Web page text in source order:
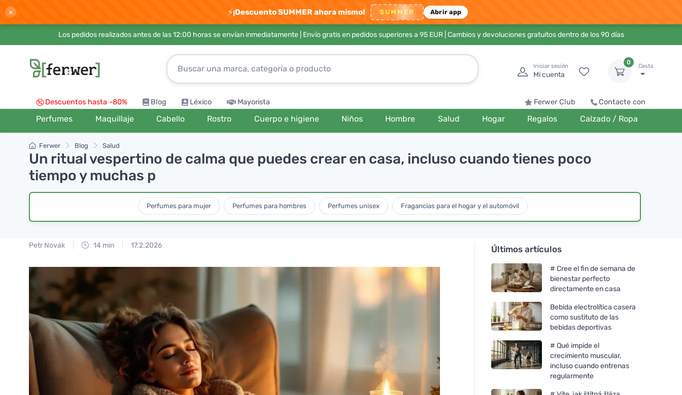
× ⚡¡Descuento SUMMER ahora mismo! SUMMER Abrir app
Los pedidos realizados antes de las 12:00 horas se envían inmediatamente | Envío gratis en pedidos superiores a 95 EUR| Cambios y devoluciones gratuitos dentro de los 90 días
Iniciar sesión
Mi cuenta
0
Cesta
Descuentos hasta -80% Blog Léxico Mayorista Ferwer Club Contacte con
Perfumes Maquillaje Cabello Rostro Cuerpo e higiene Niños Hombre Salud Hogar Regalos Calzado / Ropa
Ferwer Blog Salud
Un ritual vespertino de calma que puedes crear en casa, incluso cuando tienes poco
tiempo y muchas p
Perfumes para mujer Perfumes para hombres Perfumes unisex Fragancias para el hogar y el automóvil
Petr Novák 14 min 17.2.2026 Últimos artículos
# Cree el fin de semana de
bienestar perfecto
directamente en casa
Bebida electrolítica casera
como sustituto de las
bebidas deportivas
# Qué impide el
crecimiento muscular,
incluso cuando entrenas
regularmente